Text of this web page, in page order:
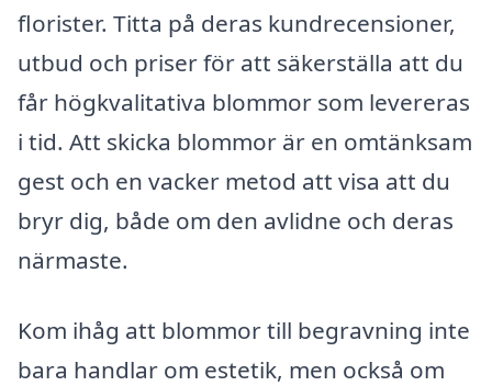
florister. Titta på deras kundrecensioner,
utbud och priser för att säkerställa att du
får högkvalitativa blommor som levereras
i tid. Att skicka blommor är en omtänksam
gest och en vacker metod att visa att du
bryr dig, både om den avlidne och deras
närmaste.
Kom ihåg att blommor till begravning inte
bara handlar om estetik, men också om